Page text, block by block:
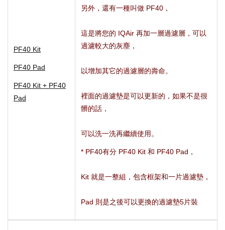
PF40 Kit
PF40 Pad
PF40 Kit + PF40
Pad
另外，還有一種叫做 PF40，
這是將您的 IQAir 再加一層過濾層，可以
過濾較大的灰塵，
以增加其它的過濾層的壽命。
裡面的過濾墊是可以更新的，如果不是很
髒的話，
可以洗一洗再繼續使用。
* PF40有分 PF40 Kit 和 PF40 Pad，
Kit 就是一整組，包含框架和一片過濾墊，
Pad 則是之後可以更換的過濾墊5片裝